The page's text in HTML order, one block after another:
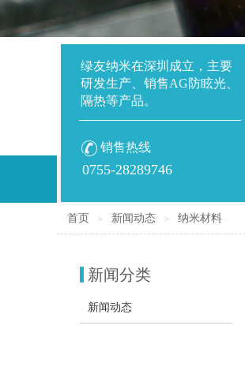
0755-28289746
绿友纳米在深圳成立，主要
研发生产、销售AG防眩光、
隔热等产品。
销售热线
首页 ＞ 新闻动态 ＞ 纳米材料
新闻分类
新闻动态